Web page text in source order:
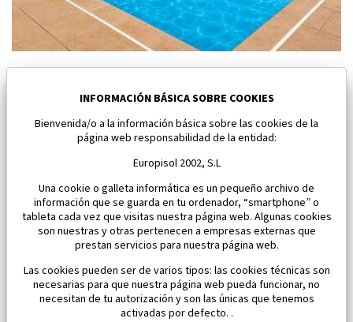
Los Alcazares
Dormitorios:2 Área:59 M2
163 000 €
INFORMACIÓN BÁSICA SOBRE COOKIES
Bienvenida/o a la información básica sobre las cookies de la
página web responsabilidad de la entidad:
Europisol 2002, S.L
Una cookie o galleta informática es un pequeño archivo de
información que se guarda en tu ordenador, “smartphone” o
tableta cada vez que visitas nuestra página web. Algunas cookies
son nuestras y otras pertenecen a empresas externas que
prestan servicios para nuestra página web.
Las cookies pueden ser de varios tipos: las cookies técnicas son
necesarias para que nuestra página web pueda funcionar, no
necesitan de tu autorización y son las únicas que tenemos
activadas por defecto. .